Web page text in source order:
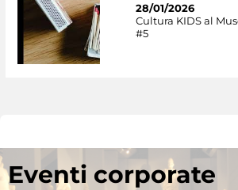
28/01/2026
Cultura KIDS al
#5
Eventi corporate